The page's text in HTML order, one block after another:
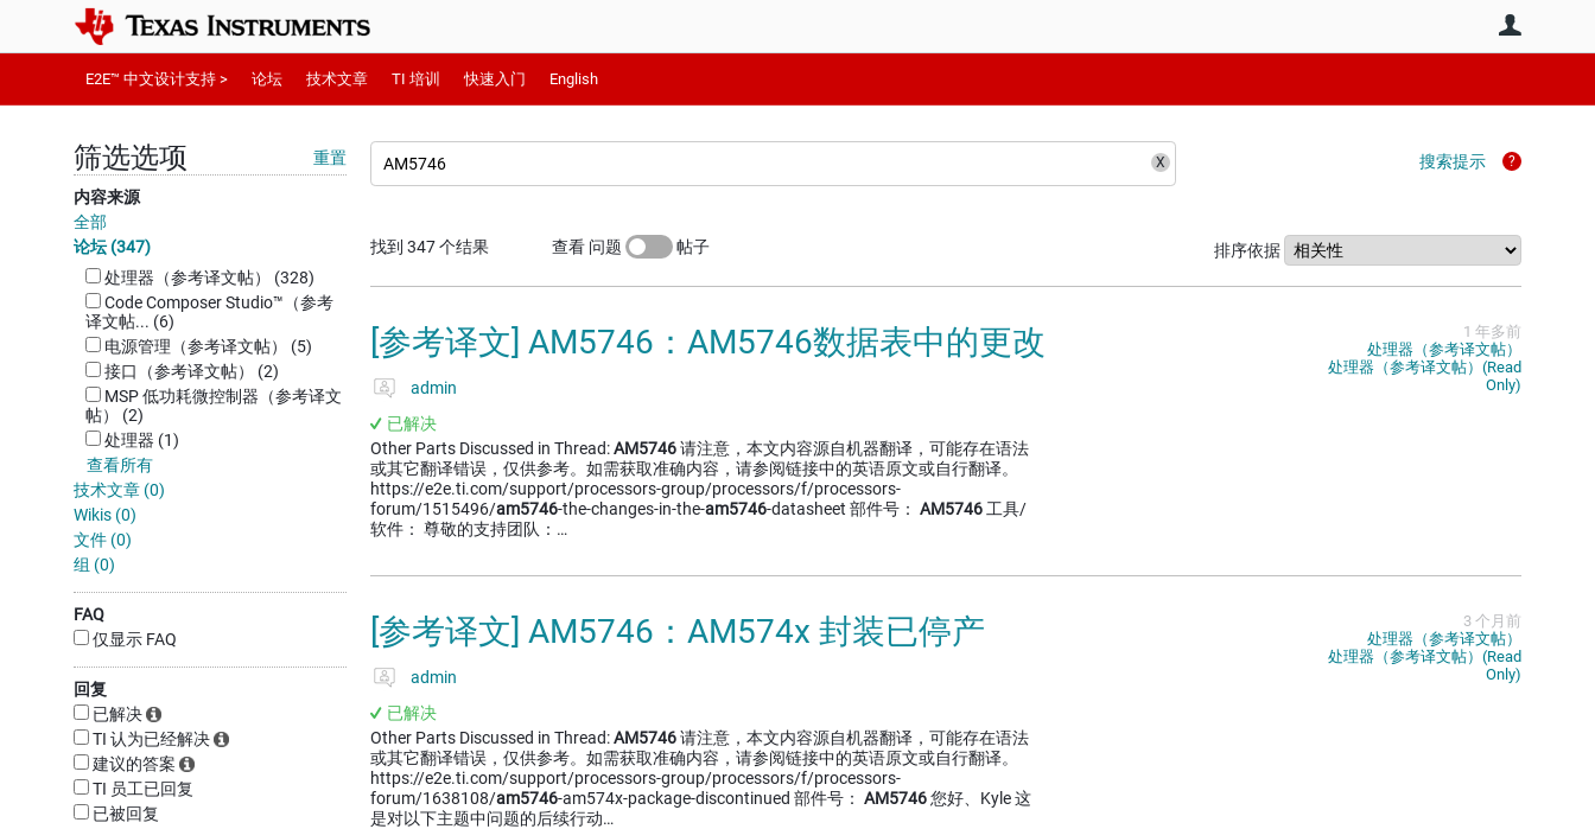
E2E™ 中文设计支持 > 论坛 技术文章 TI 培训 快速入门 English
筛选选项 重置
内容来源
全部
论坛 (347)
处理器（参考译文帖） (328)
Code Composer Studio™︎（参考
译文帖... (6)
电源管理（参考译文帖） (5)
接口（参考译文帖） (2)
MSP 低功耗微控制器（参考译文
帖） (2)
处理器 (1)
查看所有
技术文章 (0)
Wikis (0)
文件 (0)
组 (0)
FAQ
仅显示 FAQ
回复
已解决
TI 认为已经解决
建议的答案
TI 员工已回复
已被回复
搜索提示
找到 347 个结果 查看 问题 帖子 排序依据
[参考译文] AM5746：AM5746数据表中的更改
admin
已解决
Other Parts Discussed in Thread:AM5746请注意，本文内容源自机器翻译，可能存在语法
或其它翻译错误，仅供参考。如需获取准确内容，请参阅链接中的英语原文或自行翻译。
https://e2e.ti.com/support/processors-group/processors/f/processors-
forum/1515496/am5746-the-changes-in-the-am5746-datasheet 部件号： AM5746 工具/
软件： 尊敬的支持团队：…
1 年多前
处理器（参考译文帖）
处理器（参考译文帖）(Read
Only)
[参考译文] AM5746：AM574x 封装已停产
admin
已解决
Other Parts Discussed in Thread:AM5746请注意，本文内容源自机器翻译，可能存在语法
或其它翻译错误，仅供参考。如需获取准确内容，请参阅链接中的英语原文或自行翻译。
https://e2e.ti.com/support/processors-group/processors/f/processors-
forum/1638108/am5746-am574x-package-discontinued 部件号： AM5746您好、Kyle 这
是对以下主题中问题的后续行动…
3 个月前
处理器（参考译文帖）
处理器（参考译文帖）(Read
Only)